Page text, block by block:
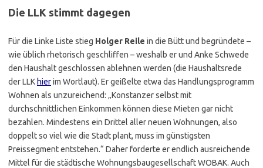
Die LLK stimmt dagegen
Für die Linke Liste stieg Holger Reile in die Bütt und begründete –
wie üblich rhetorisch geschliffen – weshalb er und Anke Schwede
den Haushalt geschlossen ablehnen werden (die Haushaltsrede
der LLK hierim Wortlaut). Er geißelte etwa das Handlungsprogramm
Wohnen als unzureichend: „Konstanzer selbst mit
durchschnittlichen Einkommen können diese Mieten gar nicht
bezahlen. Mindestens ein Drittel aller neuen Wohnungen, also
doppelt so viel wie die Stadt plant, muss im günstigsten
Preissegment entstehen.“ Daher forderte er endlich ausreichende
Mittel für die städtische Wohnungsbaugesellschaft WOBAK. Auch